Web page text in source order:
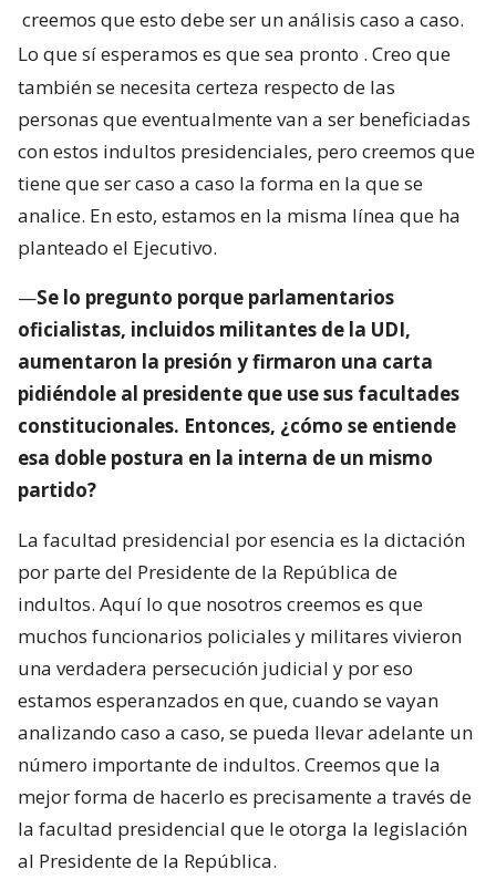
creemos que esto debe ser un análisis caso a caso.
Lo que sí esperamos es que sea pronto . Creo que
también se necesita certeza respecto de las
personas que eventualmente van a ser beneficiadas
con estos indultos presidenciales, pero creemos que
tiene que ser caso a caso la forma en la que se
analice. En esto, estamos en la misma línea que ha
planteado el Ejecutivo.
—Se lo pregunto porque parlamentarios
oficialistas, incluidos militantes de la UDI,
aumentaron la presión y firmaron una carta
pidiéndole al presidente que use sus facultades
constitucionales. Entonces, ¿cómo se entiende
esa doble postura en la interna de un mismo
partido?
La facultad presidencial por esencia es la dictación
por parte del Presidente de la República de
indultos. Aquí lo que nosotros creemos es que
muchos funcionarios policiales y militares vivieron
una verdadera persecución judicial y por eso
estamos esperanzados en que, cuando se vayan
analizando caso a caso, se pueda llevar adelante un
número importante de indultos. Creemos que la
mejor forma de hacerlo es precisamente a través de
la facultad presidencial que le otorga la legislación
al Presidente de la República.